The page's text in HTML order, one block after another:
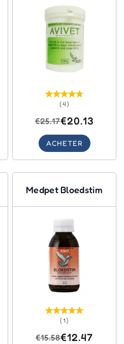
(4)
€25.17€20.13
ACHETER
Medpet Bloedstim
(1)
€15.58€12.47